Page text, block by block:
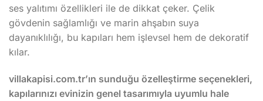
ses yalıtımı özellikleri ile de dikkat çeker. Çelik
gövdenin sağlamlığı ve marin ahşabın suya
dayanıklılığı, bu kapıları hem işlevsel hem de dekoratif
kılar.
villakapisi.com.tr’ın sunduğu özelleştirme seçenekleri,
kapılarınızı evinizin genel tasarımıyla uyumlu hale